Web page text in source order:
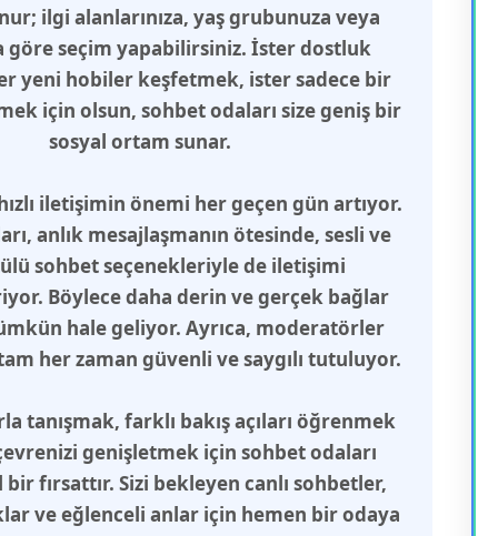
ilgi alanlarınıza, yaş grubunuza veya
göre seçim yapabilirsiniz. İster dostluk
yeni hobiler keşfetmek, ister sadece bir
için olsun, sohbet odaları size geniş bir
sosyal ortam sunar.
iletişimin önemi her geçen gün artıyor.
anlık mesajlaşmanın ötesinde, sesli ve
sohbet seçenekleriyle de iletişimi
Böylece daha derin ve gerçek bağlar
hale geliyor. Ayrıca, moderatörler
her zaman güvenli ve saygılı tutuluyor.
tanışmak, farklı bakış açıları öğrenmek
genişletmek için sohbet odaları
fırsattır. Sizi bekleyen canlı sohbetler,
ve eğlenceli anlar için hemen bir odaya